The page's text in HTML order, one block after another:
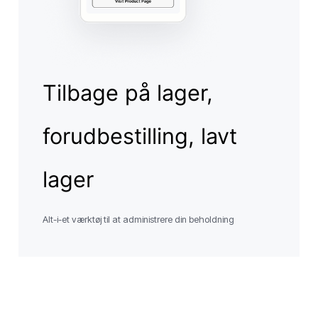
Tilbage på lager,
forudbestilling, lavt
lager
Alt-i-et værktøj til at administrere din beholdning